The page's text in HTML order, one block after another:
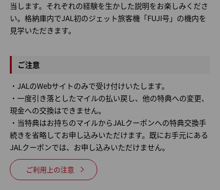
当します。それぞれの経験を生かした説明をお楽しみくださ
い。格納庫内でJAL初のジェット旅客機「FUJI号」の機内を
見学いただきます。
ご注意
・JALのWebサイトのみで受け付けいたします。
・一度引き落としたマイルの払い戻し、他の特典への変更、
現金への交換はできません。
・当特典はお持ちのマイルからJALクーポンへの特典交換手
続きを省略してお申し込みいただけます。既にお手元にある
JALクーポンでは、お申し込みいただけません。
ご利用上の注意